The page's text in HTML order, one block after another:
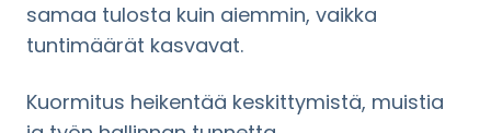
samaa tulosta kuin aiemmin, vaikka
tuntimäärät kasvavat.
Kuormitus heikentää keskittymistä, muistia